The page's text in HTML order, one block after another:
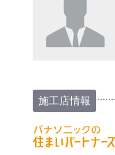
施工店情報